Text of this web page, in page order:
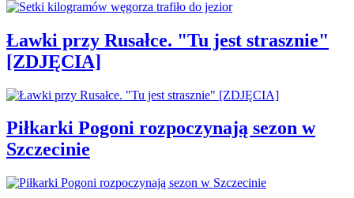
Ławki przy Rusałce. "Tu jest strasznie"
[ZDJĘCIA]
Piłkarki Pogoni rozpoczynają sezon w
Szczecinie